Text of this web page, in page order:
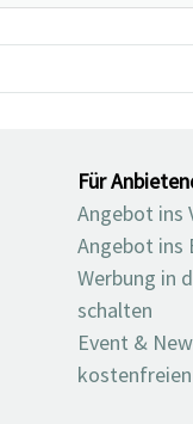
Für
Angebot ins
Angebot ins
Werbung in
schalten
Event &